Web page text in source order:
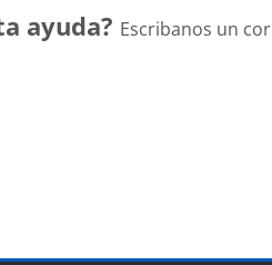
ayuda? Escribanos un